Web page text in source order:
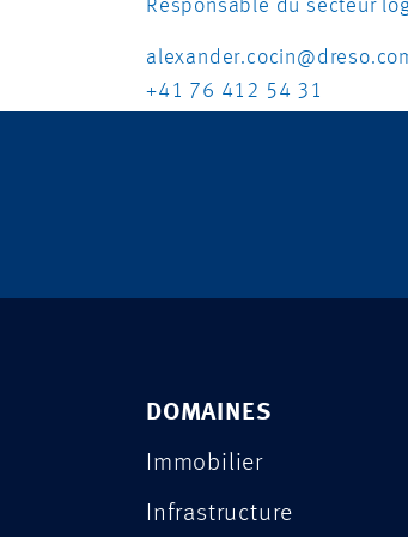
Responsable du secteur
+41 76 412 54 31
DOMAINES
Immobilier
Infrastructure